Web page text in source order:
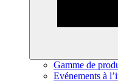
Gamme de
Evénements à